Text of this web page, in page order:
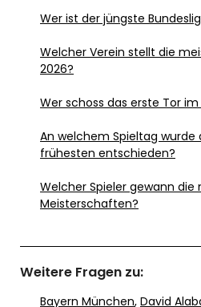
Wer ist der jüngste
Welcher Verein stellt die
2026?
Wer schoss das erste Tor im
An welchem Spieltag
frühesten entschieden?
Welcher Spieler gewann die
Meisterschaften?
Weitere Fragen zu:
Bayern München, David